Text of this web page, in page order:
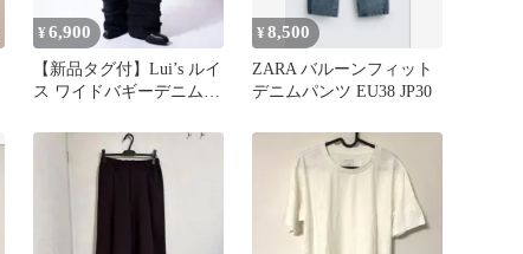
¥6,900
【新品タグ付】Lui’s ルイ
ス ワイドバギーデニムパ
¥8,500
ZARA バルーンフィット
デニムパンツ EU38 JP30